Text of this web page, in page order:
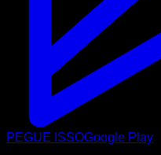
PEGUE ISSOGoogle Play